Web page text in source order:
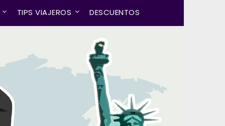
TIPS VIAJEROS DESCUENTOS